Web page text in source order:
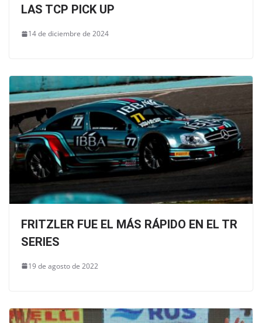
LAS TCP PICK UP
14 de diciembre de 2024
FRITZLER FUE EL MÁS RÁPIDO EN EL TR
SERIES
19 de agosto de 2022